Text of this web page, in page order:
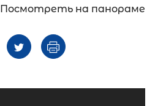
Посмотреть на панораме